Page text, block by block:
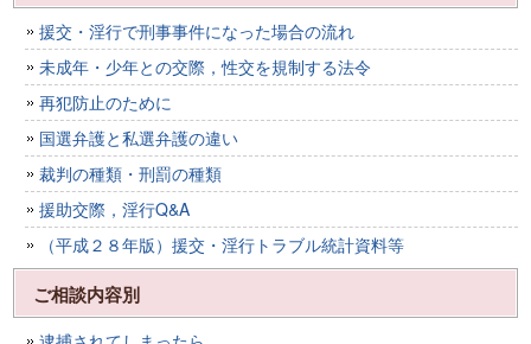
援交・淫行で刑事事件になった場合の流れ
未成年・少年との交際，性交を規制する法令
再犯防止のために
国選弁護と私選弁護の違い
裁判の種類・刑罰の種類
援助交際，淫行Q&A
（平成２８年版）援交・淫行トラブル統計資料等
ご相談内容別